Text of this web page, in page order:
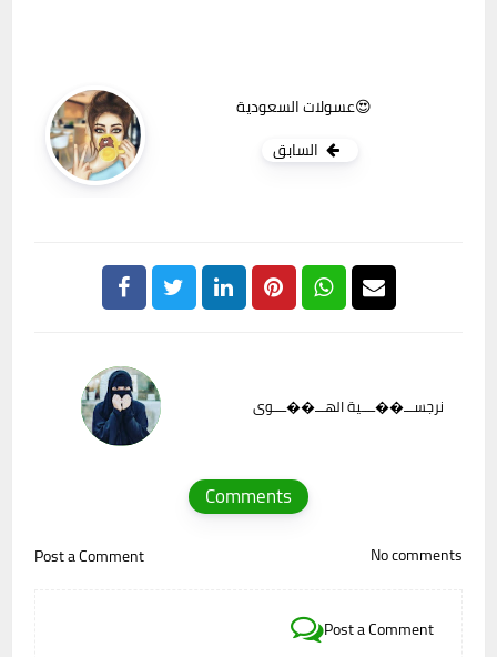
عسولات السعودية😍
السابق
نرجســـ��ــــية الهـــ��ــــوى
Comments
No comments
Post a Comment
Post a Comment